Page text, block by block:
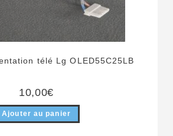
télé Lg OLED55C25LB
10,00€
Ajouter au panier